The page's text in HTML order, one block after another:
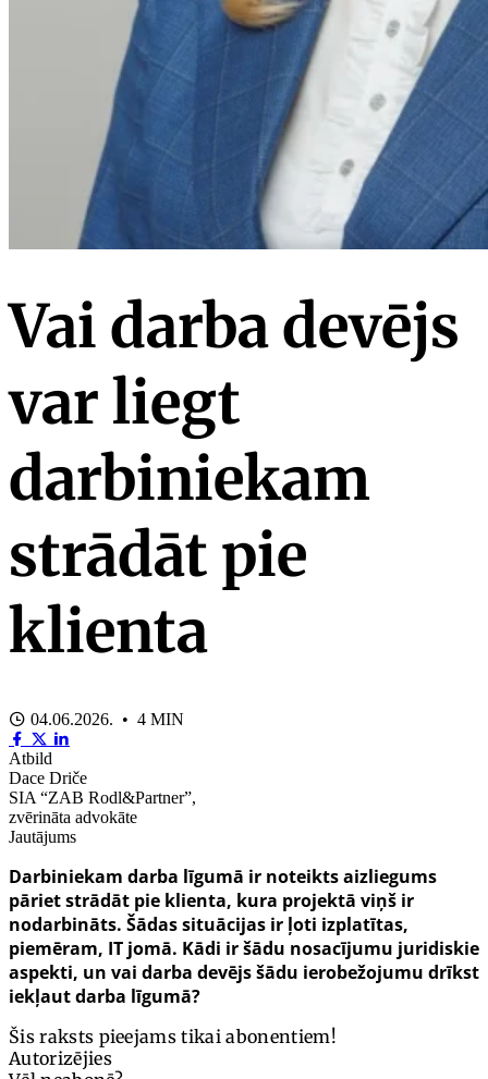
Vai darba devējs
var liegt
darbiniekam
strādāt pie
klienta
04.06.2026. • 4 MIN
Atbild
Dace Driče
SIA “ZAB Rodl&Partner”,
zvērināta advokāte
Jautājums
Darbiniekam darba līgumā ir noteikts aizliegums
pāriet strādāt pie klienta, kura projektā viņš ir
nodarbināts. Šādas situācijas ir ļoti izplatītas,
piemēram, IT jomā. Kādi ir šādu nosacījumu juridiskie
aspekti, un vai darba devējs šādu ierobežojumu drīkst
iekļaut darba līgumā?
Šis raksts pieejams tikai abonentiem!
Autorizējies